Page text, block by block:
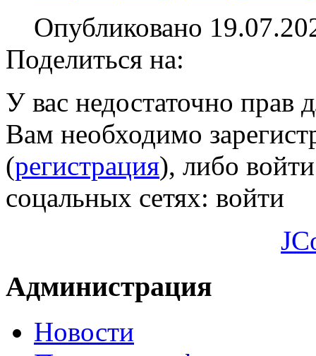
Опубликовано
Поделиться на:
У вас недостаточно прав
Вам необходимо
(регистрация), либо
соцальных сетях: войти
Администрация
Новости